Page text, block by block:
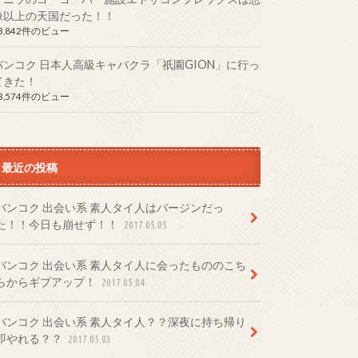
以上の天国だった！！
件のビュー
ンコク 日本人高級キャバクラ「祇園GION」に行っ
た！
件のビュー
最近の投稿
ンコク 出会い系 素人タイ人はバージンだっ
！！今日も崩せず！！
2017.05.05
ンコク 出会い系 素人タイ人に会ったもののこち
からギブアップ！
2017.05.04
ンコク 出会い系 素人タイ人？？深夜に持ち帰り
やれる？？
2017.05.03